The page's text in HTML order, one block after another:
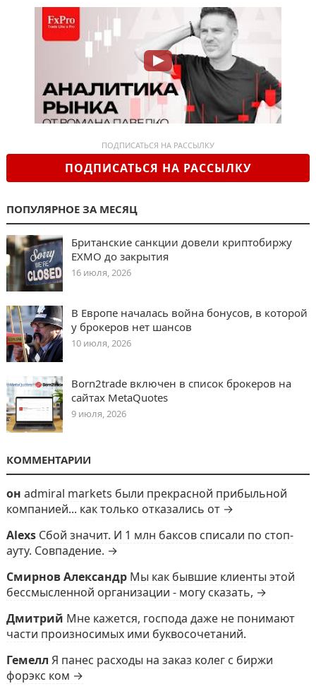
ПОДПИСАТЬСЯ НА РАССЫЛКУ
ПОДПИСАТЬСЯ НА РАССЫЛКУ
ПОПУЛЯРНОЕ ЗА МЕСЯЦ
Британские санкции довели криптобиржу
EXMO до закрытия
16 июля, 2026
В Европе началась война бонусов, в которой
у брокеров нет шансов
10 июля, 2026
Born2trade включен в список брокеров на
сайтах MetaQuotes
9 июля, 2026
КОММЕНТАРИИ
он admiral markets были прекрасной прибыльной
компанией... как только отказались от →
Alexs Сбой значит. И 1 млн баксов списали по стоп-
ауту. Совпадение. →
Смирнов Александр Мы как бывшие клиенты этой
бессмысленной организации - могу сказать, →
Дмитрий Мне кажется, господа даже не понимают
части произносимых ими буквосочетаний.
Гемелл Я панес расходы на заказ колег с биржи
форэкс ком →